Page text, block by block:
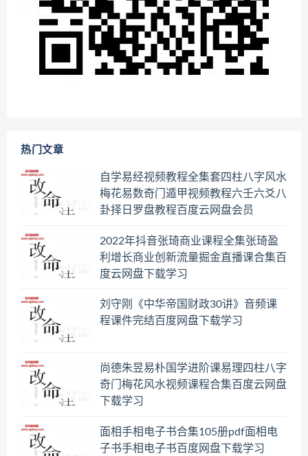
热门文章
自学易经视频教程全集套四柱八字风水
梅花易数奇门遁甲视频教程六壬六爻八
卦择日罗盘教程百度云网盘会员
2022年抖音张琦商业课程全集张琦盈
利增长商业创新流量掘金直播课合集百
度云网盘下载学习
刘守刚《中华帝国财政30讲》音频课
程课件完结百度网盘下载学习
尚德朱昱易朴国学进阶课易理四柱八字
奇门梅花风水视频课程合集百度云网盘
下载学习
面相手相电子书合集105册pdf面相电
子书手相电子书百度网盘下载学习